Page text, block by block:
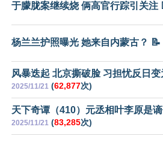
于朦胧案继续烧 俩高官行踪引关注
杨兰兰护照曝光 她来自内蒙古？ 📝
风暴迭起 北京撕破脸 习担忧反日
2025/11/21 (62,877次)
天下奇谭（410）元丞相叶李原是
2025/11/21 (83,285次)